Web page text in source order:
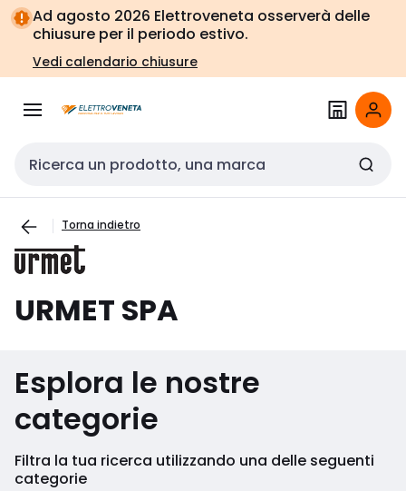
Vai alla
navigazione
Vai
alla
pagina
Ad agosto 2026 Elettroveneta osserverà delle
chiusure per il periodo estivo.
Vedi calendario chiusure
Cerca input
Torna indietro
URMET SPA
Esplora le nostre
categorie
Filtra la tua ricerca utilizzando una delle seguenti
categorie